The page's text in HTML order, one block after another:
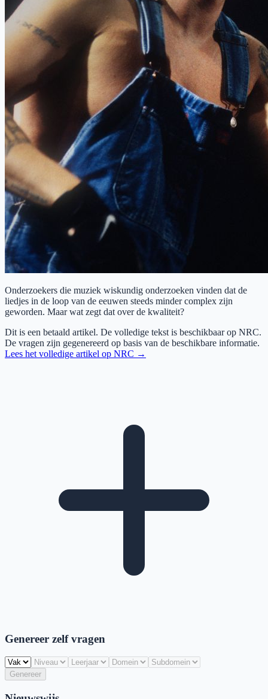
Onderzoekers die muziek wiskundig onderzoeken vinden dat de
liedjes in de loop van de eeuwen steeds minder complex zijn
geworden. Maar wat zegt dat over de kwaliteit?
Dit is een betaald artikel. De volledige tekst is beschikbaar op NRC.
De vragen zijn gegenereerd op basis van de beschikbare informatie.
Lees het volledige artikel op NRC →
Genereer zelf vragen
Genereer